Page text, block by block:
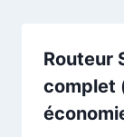
Routeur
complet